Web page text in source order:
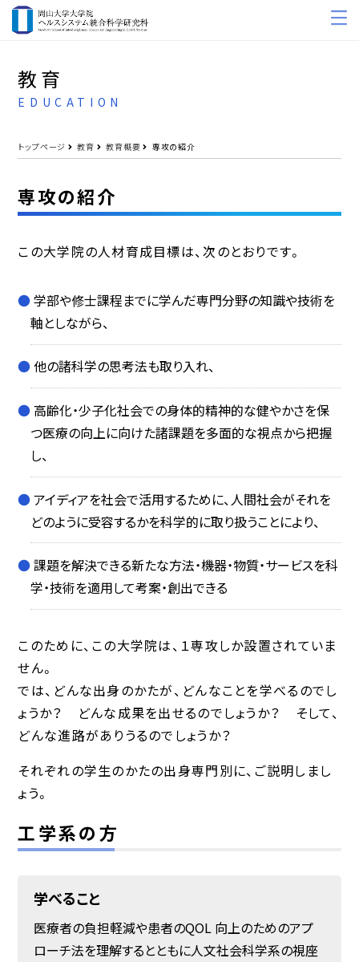
教育
EDUCATION
トップページ 教育 教育概要 専攻の紹介
専攻の紹介
この大学院の人材育成目標は、次のとおりです。
学部や修士課程までに学んだ専門分野の知識や技術を
軸としながら、
他の諸科学の思考法も取り入れ、
高齢化・少子化社会での身体的精神的な健やかさを保
つ医療の向上に向けた諸課題を多面的な視点から把握
し、
アイディアを社会で活用するために、人間社会がそれを
どのように受容するかを科学的に取り扱うことにより、
課題を解決できる新たな方法・機器・物質・サービスを科
学・技術を適用して考案・創出できる
このために、この大学院は、１専攻しか設置されていま
せん。
では、どんな出身のかたが、どんなことを学べるのでし
ょうか？ どんな成果を出せるのでしょうか？ そして、
どんな進路がありうるのでしょうか？
それぞれの学生のかたの出身専門別に、ご説明しまし
ょう。
工学系の方
学べること
医療者の負担軽減や患者のQOL 向上のためのアプ
ローチ法を理解するとともに人文社会科学系の視座